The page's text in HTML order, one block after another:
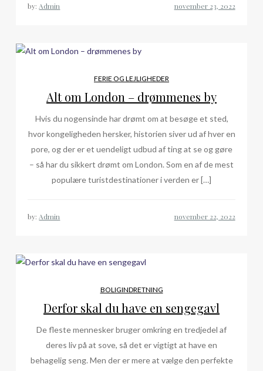
by: Admin
FERIE OG LEJLIGHEDER
Alt om London – drømmenes by
Hvis du nogensinde har drømt om at besøge et sted,
hvor kongeligheden hersker, historien siver ud af hver en
pore, og der er et uendeligt udbud af ting at se og gøre
– så har du sikkert drømt om London. Som en af de mest
populære turistdestinationer i verden er […]
by: Admin
BOLIGINDRETNING
Derfor skal du have en sengegavl
De fleste mennesker bruger omkring en tredjedel af
deres liv på at sove, så det er vigtigt at have en
behagelig seng. Men der er mere at vælge den perfekte